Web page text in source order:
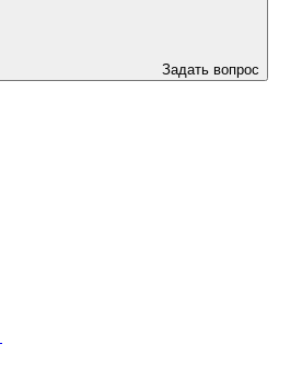
Задать вопрос